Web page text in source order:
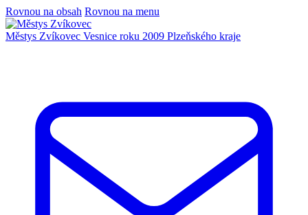
Rovnou na obsah Rovnou na menu
Městys Zvíkovec Vesnice roku 2009 Plzeňského kraje